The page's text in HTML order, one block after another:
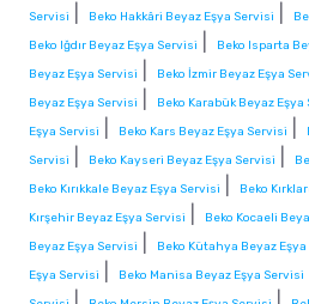
Servisi
Beko Hakkâri Beyaz Eşya Servisi
Beko Iğdır Beyaz Eşya Servisi Beko Isparta
Beyaz Eşya Servisi
Beko İzmir Beyaz Eşya
Beyaz Eşya Servisi
Beko Karabük Beyaz Eşya
Eşya Servisi
Beko Kars Beyaz Eşya Servisi
Servisi
Beko Kayseri Beyaz Eşya Servisi
Beko Kırıkkale Beyaz Eşya Servisi Beko
Kırşehir Beyaz Eşya Servisi
Beko Kocaeli
Beyaz Eşya Servisi
Beko Kütahya Beyaz
Eşya Servisi
Beko Manisa Beyaz Eşya Servisi